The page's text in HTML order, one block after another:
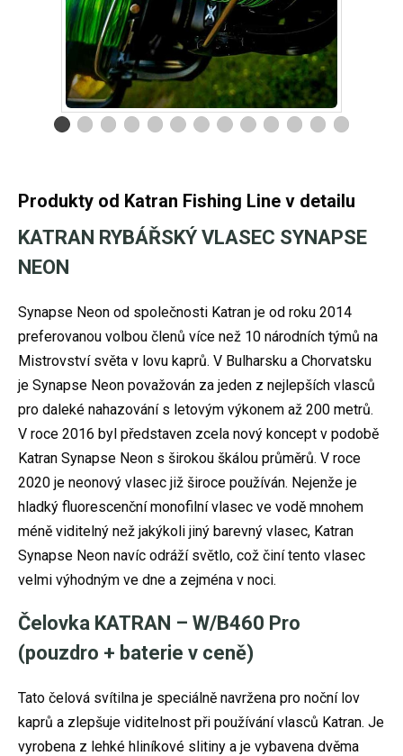
Produkty od Katran Fishing Line v detailu
KATRAN RYBÁŘSKÝ VLASEC SYNAPSE
NEON
Synapse Neon od společnosti Katran je od roku 2014
preferovanou volbou členů více než 10 národních týmů na
Mistrovství světa v lovu kaprů. V Bulharsku a Chorvatsku
je Synapse Neon považován za jeden z nejlepších vlasců
pro daleké nahazování s letovým výkonem až 200 metrů.
V roce 2016 byl představen zcela nový koncept v podobě
Katran Synapse Neon s širokou škálou průměrů. V roce
2020 je neonový vlasec již široce používán. Nejenže je
hladký fluorescenční monofilní vlasec ve vodě mnohem
méně viditelný než jakýkoli jiný barevný vlasec, Katran
Synapse Neon navíc odráží světlo, což činí tento vlasec
velmi výhodným ve dne a zejména v noci.
Čelovka KATRAN – W/B460 Pro
(pouzdro + baterie v ceně)
Tato čelová svítilna je speciálně navržena pro noční lov
kaprů a zlepšuje viditelnost při používání vlasců Katran. Je
vyrobena z lehké hliníkové slitiny a je vybavena dvěma